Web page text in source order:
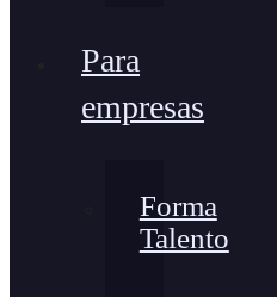
Para
empresas
Forma
Talento